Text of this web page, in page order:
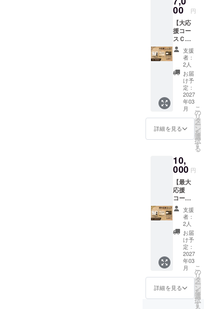
ず備考
欄にご
記載下
さい。
後にお
名前を
記載
４．コ
ンセプ
トアー
ト+(コ
ンセプ
トアー
トを使
用した
PC用壁
紙) ※掲
載した
いお名
前を備
さい。
※公序良
俗に反
するお
名前は
掲載を
お断り
する可
能性が
ありま
す。 ※
ご連絡
可能な
メール
アドレ
スを必
ず備考
00 円
【大応
援コー
スＣ】
１．更
に目立
つ形で
のエン
ドクレ
ジット
へのお
名前掲
載 ２．
完成後
のゲー
ムソフ
ト ３．
PVの最
後にお
名前を
記載
４．コ
ンセプ
トアー
ト+(コ
ンセプ
トアー
トを使
用した
PC用壁
紙) ５．
コンセ
プト
アート+
支援
者：
2人
お届
け予
定：
2027
年03
月
詳細を見る
こ
の
リ
タ
ー
ン
を
選
択
す
る
10,
000 円
【最大
応援
コー
ス】
１．更
に目立
つ形で
のエン
ドクレ
ジット
へのお
名前掲
載 ２．
完成後
のゲー
ムソフ
支援
者：
2人
お届
け予
定：
2027
年03
月
詳細を見る
こ
の
リ
タ
ー
ン
を
選
択
す